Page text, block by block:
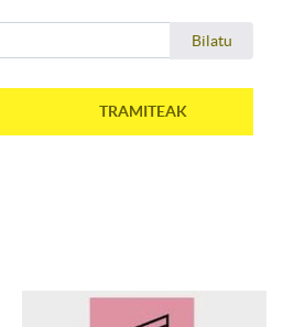
Bilatu
TRAMITEAK